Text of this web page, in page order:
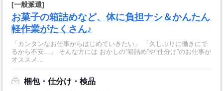
[一般派遣]
お菓子の箱詰めなど、体に負担ナシ＆かんたん
軽作業がたくさん♪
「カンタンなお仕事からはじめていきたい」 「久しぶりに働きにで
るから不安…」 そんな方には おかしの”箱詰め”や”仕分け”のお仕事が
オススメ...
梱包・仕分け・検品